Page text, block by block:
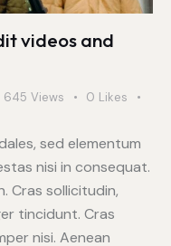
videos and
645 Views 0 Likes
sed elementum
nisi in consequat.
Cras sollicitudin,
tincidunt. Cras
nisi. Aenean